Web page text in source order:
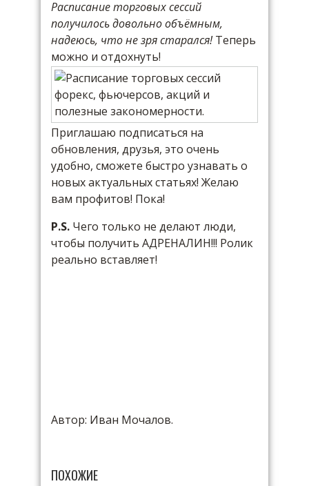
Расписание торговых сессий
получилось довольно объёмным,
надеюсь, что не зря старался!Теперь
можно и отдохнуть!
Приглашаю подписаться на
обновления, друзья, это очень
удобно, сможете быстро узнавать о
новых актуальных статьях! Желаю
вам профитов! Пока!
P.S. Чего только не делают люди,
чтобы получить АДРЕНАЛИН!!! Ролик
реально вставляет!
Автор: Иван Мочалов.
ПОХОЖИЕ